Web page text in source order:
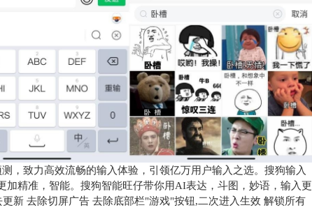
，致力高效流畅的输入体验，引领亿万用户输入之选。搜狗输入
精准，智能。搜狗智能旺仔带你用AI表达，斗图，妙语，输入更
新 去除切屏广告 去除底部栏"游戏"按钮,二次进入生效 解锁所有